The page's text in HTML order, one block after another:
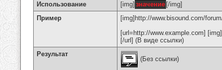
Использование [img] значение [/img]
Пример
[img]http://www.bisound.com/
[url=http://www.example.com]
[/url] (В виде ссылки)
Результат
(Без ссылки)